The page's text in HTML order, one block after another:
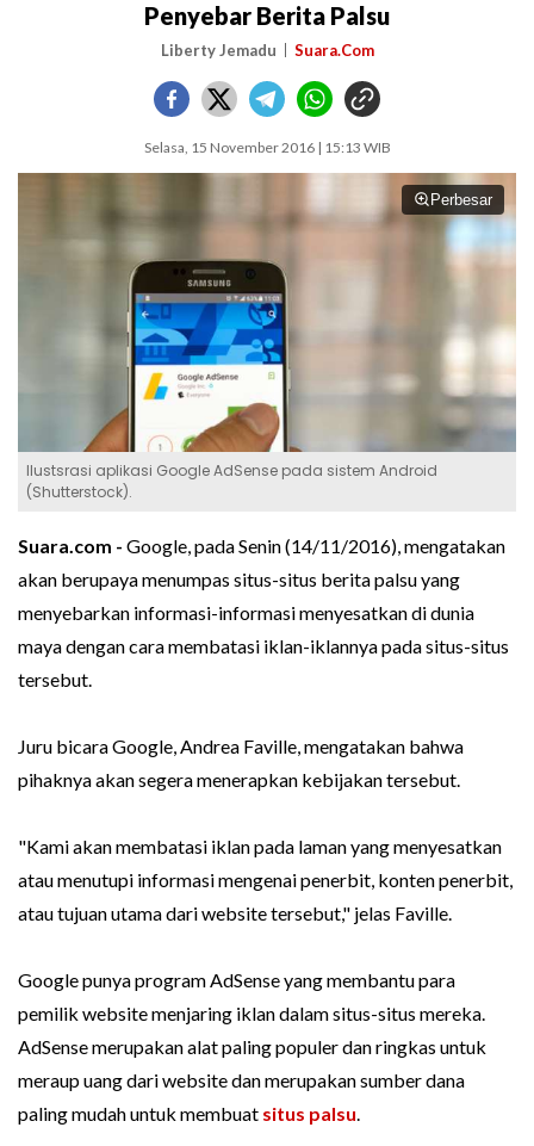
Penyebar Berita Palsu
Liberty Jemadu Suara.Com
Selasa, 15 November 2016 | 15:13 WIB
Perbesar
Ilustsrasi aplikasi Google AdSense pada sistem Android
(Shutterstock).
Suara.com - Google, pada Senin (14/11/2016), mengatakan
akan berupaya menumpas situs-situs berita palsu yang
menyebarkan informasi-informasi menyesatkan di dunia
maya dengan cara membatasi iklan-iklannya pada situs-situs
tersebut.
Juru bicara Google, Andrea Faville, mengatakan bahwa
pihaknya akan segera menerapkan kebijakan tersebut.
"Kami akan membatasi iklan pada laman yang menyesatkan
atau menutupi informasi mengenai penerbit, konten penerbit,
atau tujuan utama dari website tersebut," jelas Faville.
Google punya program AdSense yang membantu para
pemilik website menjaring iklan dalam situs-situs mereka.
AdSense merupakan alat paling populer dan ringkas untuk
meraup uang dari website dan merupakan sumber dana
paling mudah untuk membuat situs palsu.